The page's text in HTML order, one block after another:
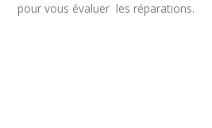
pour vous évaluer les réparations.